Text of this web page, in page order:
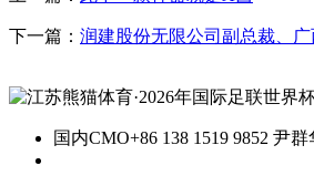
下一篇： 润建股份无限公司副总裁、
国内CMO+86 138 1519 9852 尹群